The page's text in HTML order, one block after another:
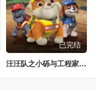
已完结
汪汪队之小砾与工程家族第三季国语